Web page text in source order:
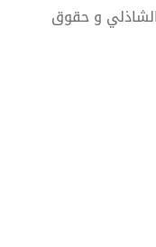
الشاذلي و حقوق